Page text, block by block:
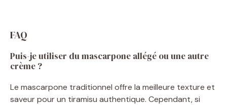
FAQ
Puis-je utiliser du mascarpone allégé ou une autre
crème ?
Le mascarpone traditionnel offre la meilleure texture et
saveur pour un tiramisu authentique. Cependant, si